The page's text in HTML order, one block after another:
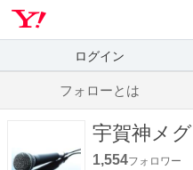
ログイン
フォローとは
宇賀神メグ
1,554フォロワー